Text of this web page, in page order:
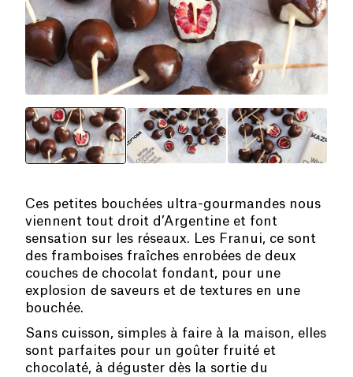
Ces petites bouchées ultra-gourmandes nous
viennent tout droit d’Argentine et font
sensation sur les réseaux. Les Franui, ce sont
des framboises fraîches enrobées de deux
couches de chocolat fondant, pour une
explosion de saveurs et de textures en une
bouchée.
Sans cuisson, simples à faire à la maison, elles
sont parfaites pour un goûter fruité et
chocolaté, à déguster dès la sortie du